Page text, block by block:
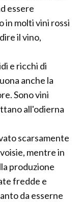
essere
in molti vini rossi
il vino,
e ricchi di
anche la
Sono vini
all'odierna
scarsamente
mentre in
produzione
fredde e
da esserne